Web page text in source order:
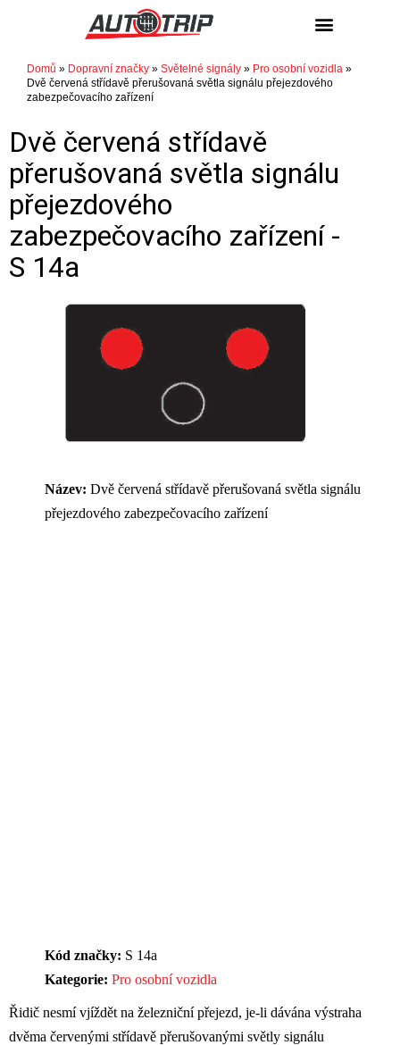
Domů » Dopravní značky » Světelné signály » Pro osobní vozidla »
Dvě červená střídavě přerušovaná světla signálu přejezdového
zabezpečovacího zařízení
Dvě červená střídavě
přerušovaná světla signálu
přejezdového
zabezpečovacího zařízení -
S 14a
Název: Dvě červená střídavě přerušovaná světla signálu
přejezdového zabezpečovacího zařízení
Kód značky: S 14a
Kategorie: Pro osobní vozidla
Řidič nesmí vjíždět na železniční přejezd, je-li dávána výstraha
dvěma červenými střídavě přerušovanými světly signálu